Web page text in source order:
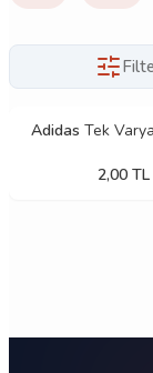
Adidas Tek
2,00 TL